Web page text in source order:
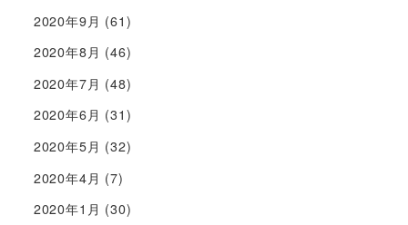
2020年9月 (61)
2020年8月 (46)
2020年7月 (48)
2020年6月 (31)
2020年5月 (32)
2020年4月 (7)
2020年1月 (30)